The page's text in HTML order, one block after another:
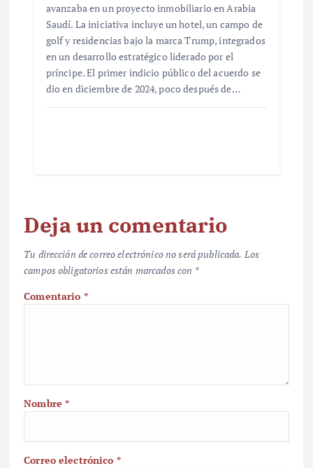
avanzaba en un proyecto inmobiliario en Arabia
Saudí. La iniciativa incluye un hotel, un campo de
golf y residencias bajo la marca Trump, integrados
en un desarrollo estratégico liderado por el
príncipe. El primer indicio público del acuerdo se
dio en diciembre de 2024, poco después de…
Deja un comentario
Tu dirección de correo electrónico no será publicada. Los
campos obligatorios están marcados con *
Comentario *
Nombre*
Correo electrónico *